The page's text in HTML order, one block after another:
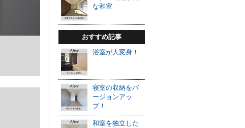
な和室
おすすめ記事
浴室が大変身！
寝室の収納をバ
ージョンアッ
プ！
和室を独立した